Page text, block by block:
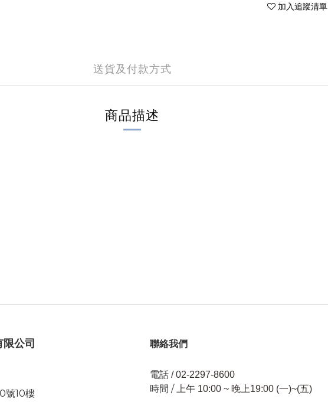
加入追蹤清單
送貨及付款方式
商品描述
公司
號10樓
聯絡我們
電話 / 02-2297-8600
時間 / 上午 10:00 ~ 晚上19:00 (一)~(五)